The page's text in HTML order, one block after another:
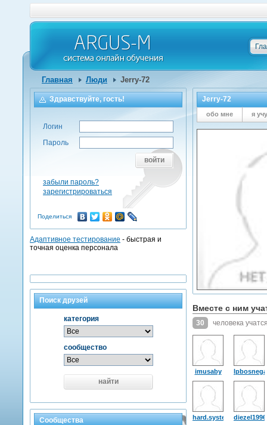
Главная Люди Jerry-72
Jerry-72
обо мне я
Вместе с ним
30 человека
imusaby
hard.system diezel1996
Здравствуйте, гость!
Логин
Пароль
войти
забыли пароль?
зарегистрироваться
Поделиться
Адаптивное тестирование - быстрая и
точная оценка персонала
Поиск друзей
категория
сообщество
найти
Сообщества